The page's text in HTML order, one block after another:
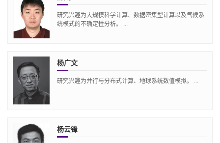
研究兴趣为大规模科学计算、数据密集型计算以及气候系
统模式的不确定性分析。 ...
杨广文
研究兴趣为并行与分布式计算、地球系统数值模拟。 ...
杨云锋